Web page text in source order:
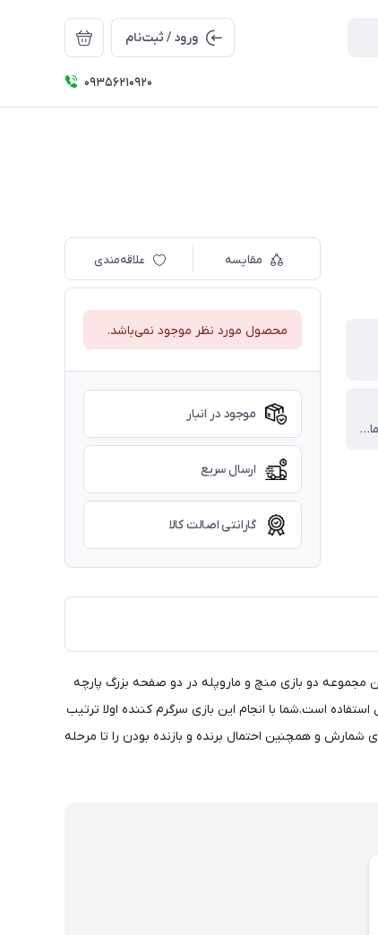
ورود / ثبت‌نام
09356210920
یک پارچه منچ و مارپله ، 16 مهره در دو رنگ ، 1 تاس
مقایسه علاقه‌مندی
محصول مورد نظر موجود نمی‌باشد.
موجود در انبار
ارسال سریع
گارانتی اصالت کالا
مجموعه دو بازی منچ و ماروپله در دو صفحه بزرگ پارچه
است.شما با انجام این بازی سرگرم کننده اولا ترتیب
و همچنین احتمال برنده و بازنده بودن را تا مرحله